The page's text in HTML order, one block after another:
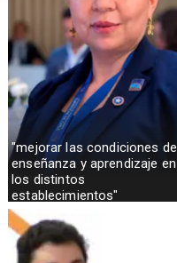
"mejorar las condiciones de
enseñanza y aprendizaje en
los distintos
establecimientos"